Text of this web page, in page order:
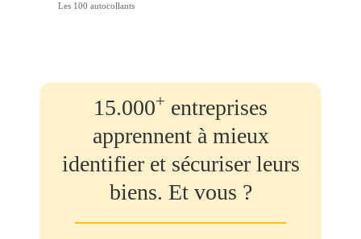
Les 100 autocollants
15.000+ entreprises
apprennent à mieux
identifier et sécuriser leurs
biens. Et vous ?